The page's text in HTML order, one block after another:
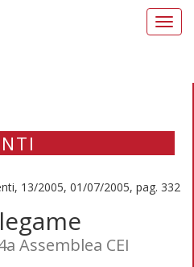
13/2005, 01/07/2005, pag. 332
Assemblea CEI